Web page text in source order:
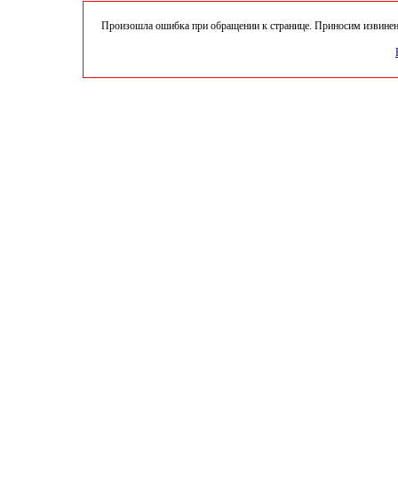
Произошла ошибка при обращении к странице. Приносим